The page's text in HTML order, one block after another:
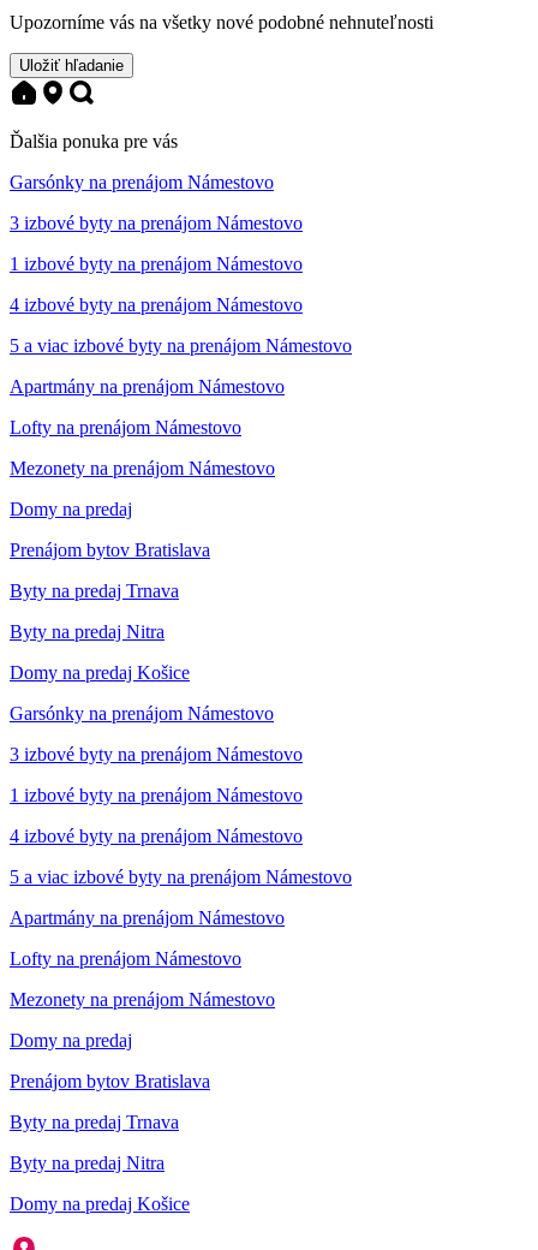
Upozorníme vás na všetky nové podobné nehnuteľnosti
Uložiť hľadanie
Ďalšia ponuka pre vás
Garsónky na prenájom Námestovo
3 izbové byty na prenájom Námestovo
1 izbové byty na prenájom Námestovo
4 izbové byty na prenájom Námestovo
5 a viac izbové byty na prenájom Námestovo
Apartmány na prenájom Námestovo
Lofty na prenájom Námestovo
Mezonety na prenájom Námestovo
Domy na predaj
Prenájom bytov Bratislava
Byty na predaj Trnava
Byty na predaj Nitra
Domy na predaj Košice
Garsónky na prenájom Námestovo
3 izbové byty na prenájom Námestovo
1 izbové byty na prenájom Námestovo
4 izbové byty na prenájom Námestovo
5 a viac izbové byty na prenájom Námestovo
Apartmány na prenájom Námestovo
Lofty na prenájom Námestovo
Mezonety na prenájom Námestovo
Domy na predaj
Prenájom bytov Bratislava
Byty na predaj Trnava
Byty na predaj Nitra
Domy na predaj Košice